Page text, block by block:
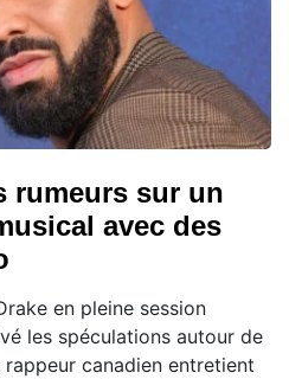
rumeurs sur un
avec des
en pleine session
les spéculations autour de
canadien entretient